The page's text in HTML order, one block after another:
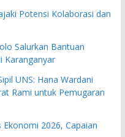
Potensi Kolaborasi dan
Salurkan Bantuan
Karanganyar
UNS: Hana Wardani
Rami untuk Pemugaran
Ekonomi 2026, Capaian